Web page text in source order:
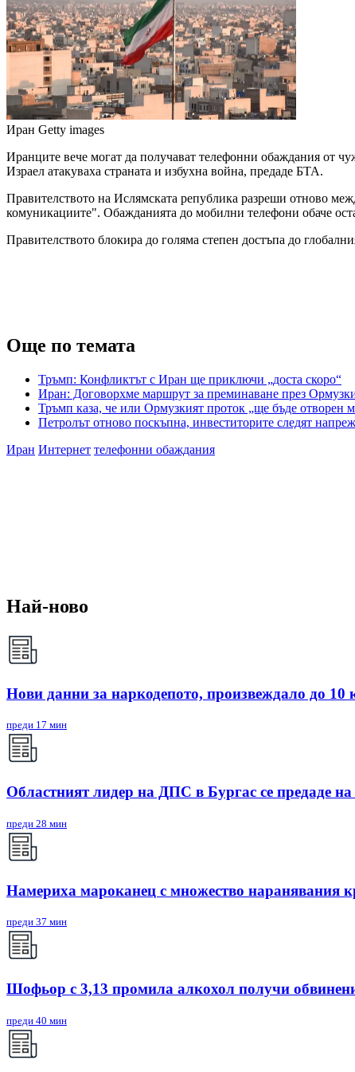
Иран Getty images
Иранците вече могат да получават телефонни обаждания от
Израел атакуваха страната и избухна война, предаде БТА.
Правителството на Ислямската република разреши отново
комуникациите". Обажданията до мобилни телефони обаче
Правителството блокира до голяма степен достъпа до
Още по темата
Тръмп: Конфликтът с Иран ще приключи „доста скоро“
Иран: Договорхме маршрут за преминаване през
Тръмп каза, че или Ормузкият проток „ще бъде отворен
Петролът отново поскъпна, инвеститорите следят
Иран Интернет телефонни обаждания
Най-ново
Нови данни за наркодепото, произвеждало до 10
преди 17 мин
Областният лидер на ДПС в Бургас се предаде
преди 28 мин
Намериха мароканец с множество наранявания
преди 37 мин
Шофьор с 3,13 промила алкохол получи
преди 40 мин